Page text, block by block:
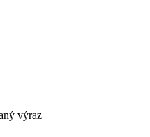
výraz